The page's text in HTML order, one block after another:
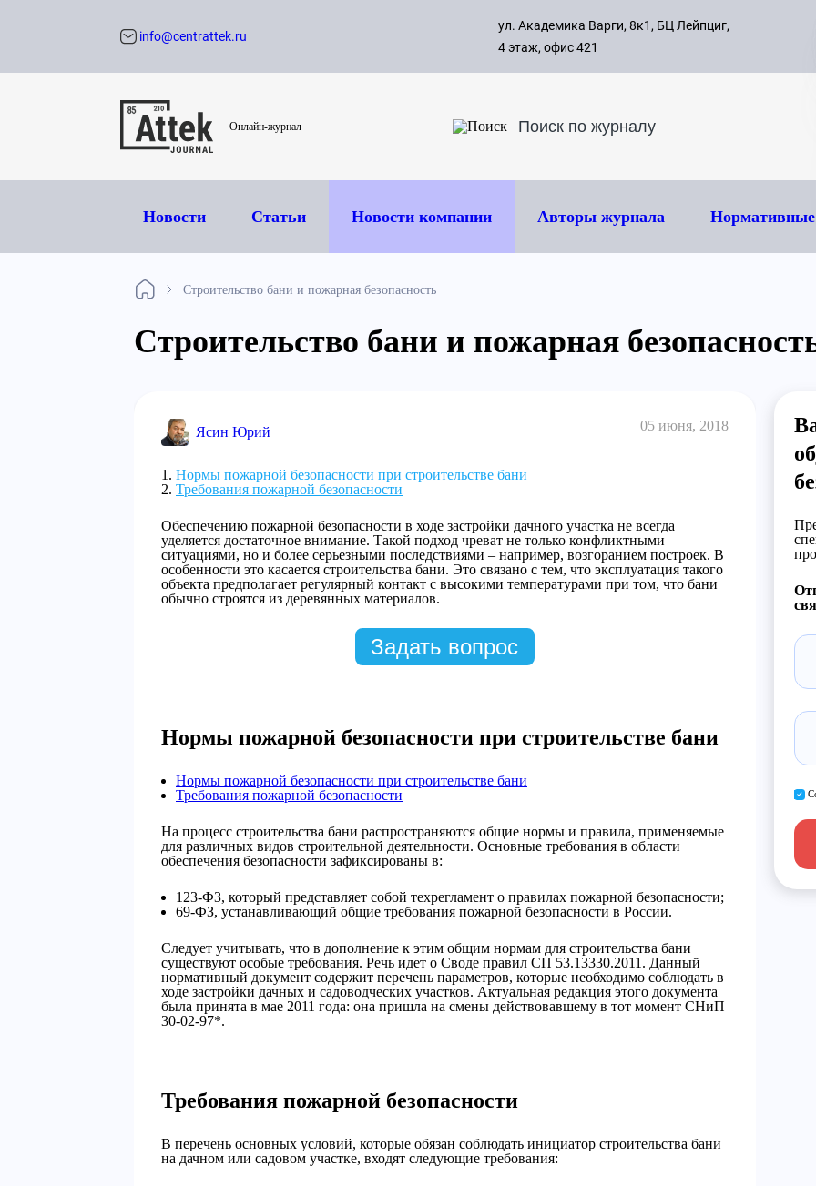
с 09:00
8 495
info@centrattek.ru
ул. Академика Варги, 8к1, БЦ Лейпциг,
4 этаж, офис 421
Онлайн-журнал
Новости Статьи Новости компании Авторы журнала
Строительство бани и пожарная безопасность
Строительство бани и пожарная
Ясин Юрий 05 июня, 2018
Нормы пожарной безопасности при строительстве бани
Требования пожарной безопасности
Обеспечению пожарной безопасности в ходе застройки дачного участка не всегда
уделяется достаточное внимание. Такой подход чреват не только конфликтными
ситуациями, но и более серьезными последствиями – например, возгоранием построек. В
особенности это касается строительства бани. Это связано с тем, что эксплуатация такого
объекта предполагает регулярный контакт с высокими температурами при том, что бани
обычно строятся из деревянных материалов.
Задать вопрос
Нормы пожарной безопасности при строительстве бани
Нормы пожарной безопасности при строительстве бани
Требования пожарной безопасности
На процесс строительства бани распространяются общие нормы и правила, применяемые
для различных видов строительной деятельности. Основные требования в области
обеспечения безопасности зафиксированы в:
123-ФЗ, который представляет собой техрегламент о правилах пожарной безопасности;
69-ФЗ, устанавливающий общие требования пожарной безопасности в России.
Следует учитывать, что в дополнение к этим общим нормам для строительства бани
существуют особые требования. Речь идет о Своде правил СП 53.13330.2011. Данный
нормативный документ содержит перечень параметров, которые необходимо соблюдать в
ходе застройки дачных и садоводческих участков. Актуальная редакция этого документа
была принята в мае 2011 года: она пришла на смены действовавшему в тот момент СНиП
30-02-97*.
Требования пожарной безопасности
В перечень основных условий, которые обязан соблюдать инициатор строительства бани
на дачном или садовом участке, входят следующие требования: